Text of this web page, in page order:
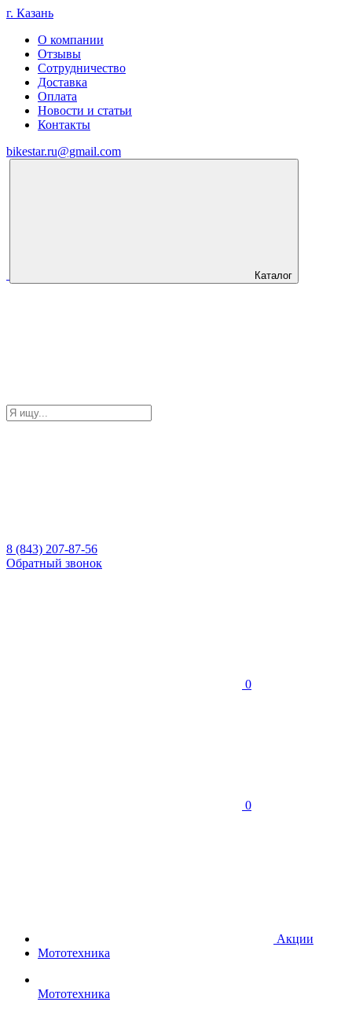
г. Казань
О компании
Отзывы
Сотрудничество
Доставка
Оплата
Новости и статьи
Контакты
bikestar.ru@gmail.com
Каталог
8 (843) 207-87-56
Обратный звонок
0
0
Акции
Мототехника
Мототехника